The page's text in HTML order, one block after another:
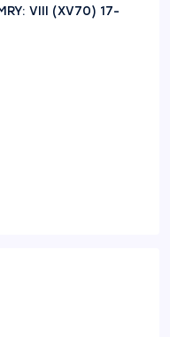
VIII (XV70) 17-